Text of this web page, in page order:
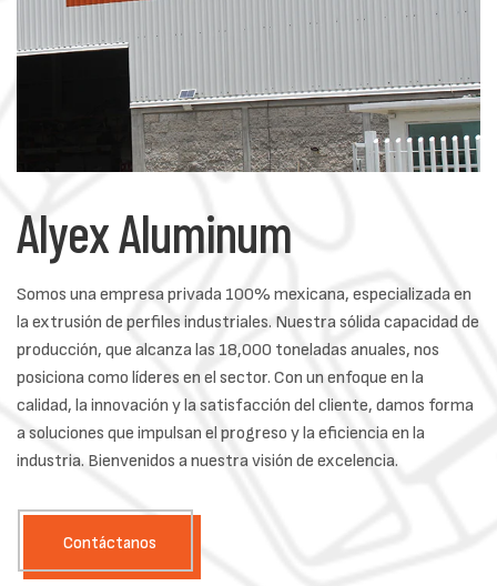
Alyex Aluminum
Somos una empresa privada 100% mexicana, especializada en
la extrusión de perfiles industriales. Nuestra sólida capacidad de
producción, que alcanza las 18,000 toneladas anuales, nos
posiciona como líderes en el sector. Con un enfoque en la
calidad, la innovación y la satisfacción del cliente, damos forma
a soluciones que impulsan el progreso y la eficiencia en la
industria. Bienvenidos a nuestra visión de excelencia.
Contáctanos